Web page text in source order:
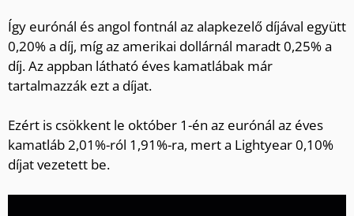
Így eurónál és angol fontnál az alapkezelő díjával együtt
0,20% a díj, míg az amerikai dollárnál maradt 0,25% a
díj. Az appban látható éves kamatlábak már
tartalmazzák ezt a díjat.
Ezért is csökkent le október 1-én az eurónál az éves
kamatláb 2,01%-ról 1,91%-ra, mert a Lightyear 0,10%
díjat vezetett be.